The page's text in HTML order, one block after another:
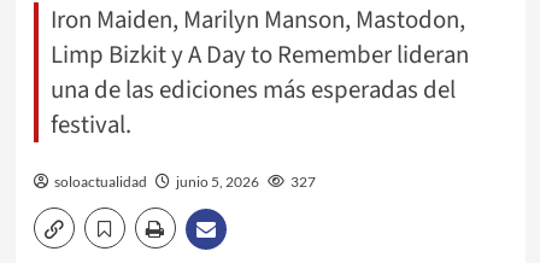
Iron Maiden, Marilyn Manson, Mastodon,
Limp Bizkit y A Day to Remember lideran
una de las ediciones más esperadas del
festival.
soloactualidad junio 5, 2026 327